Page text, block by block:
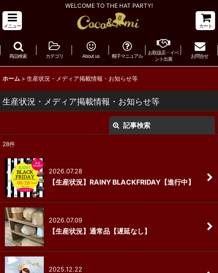
WELCOME TO THE HAT PARTY!
メニュー カート
商品検索 カテゴリ About us 帽子マニュアル
お取扱店・イベ
ント出展
お問合せ
ホーム > 生産状況・メディア掲載情報・お知らせ等
生産状況・メディア掲載情報・お知らせ等
記事検索
カテゴリ:
28件
2026.07.28
【生産状況】RAINY BLACKFRIDAY【進行中】
2026.07.09
【生産状況】通常品【遅延なし】
2025.12.22